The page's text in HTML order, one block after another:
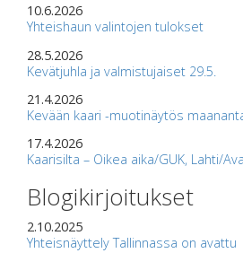
10.6.2026
Yhteishaun valintojen tulokset
28.5.2026
Kevätjuhla ja valmistujaiset 29.5.
21.4.2026
Kevään kaari -muotinäytös
17.4.2026
Kaarisilta – Oikea aika/GUK, Lahti/
Blogikirjoitukset
2.10.2025
Yhteisnäyttely Tallinnassa on avattu